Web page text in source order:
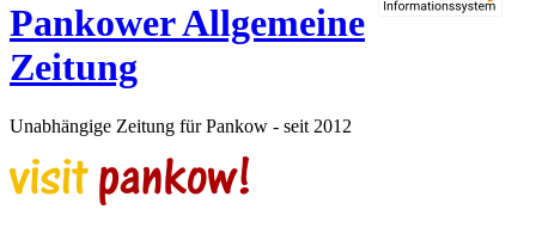
Pankower Allgemeine
Zeitung
Unabhängige Zeitung für Pankow - seit 2012